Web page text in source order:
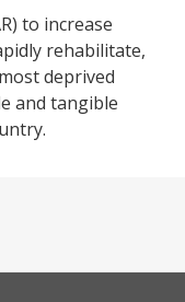
to increase
rehabilitate,
deprived
and tangible